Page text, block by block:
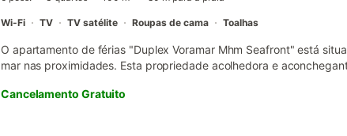
Wi-Fi TV TV satélite Roupas de cama Toalhas
O apartamento de férias "Duplex Voramar Mhm Seafront" está
mar nas proximidades. Esta propriedade acolhedora e
Entre as comodidades no local estão Wi-Fi, uma televisão e uma
disponível um berço. Além disso, o apartamento possui uma
são bem-vindas. Não são permitidos animais de estimação, fumar
Cancelamento Gratuito